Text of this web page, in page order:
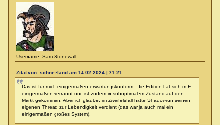
Username: Sam Stonewall
Zitat von: schneeland am 14.02.2024 | 21:21
Das ist für mich einigermaßen erwartungskonform - die Edition hat sich m.E.
einigermaßen verrannt und ist zudem in suboptimalem Zustand auf den
Markt gekommen. Aber ich glaube, im Zweifelsfall hätte Shadowrun seinen
eigenen Thread zur Lebendigkeit verdient (das war ja auch mal ein
einigermaßen großes System).